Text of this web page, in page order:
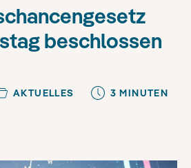
beschlossen
AKTUELLES 3 MINUTEN